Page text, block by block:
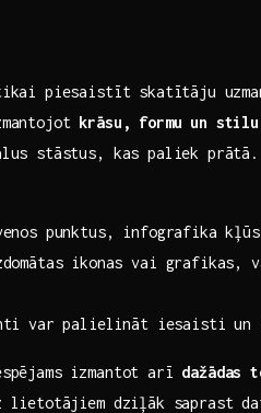
piesaistīt skatītāju
krāsu, formu un stilu
stāstus, kas paliek prātā.
punktus, ‌infografika
ikonas vai​ grafikas,
var palielināt iesaisti un
izmantot arī dažādas
​lietotājiem dziļāk‌ saprast